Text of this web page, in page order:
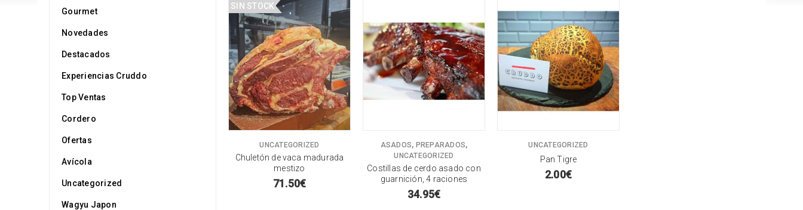
Gourmet
Novedades
Destacados
Experiencias Cruddo
Top Ventas
Cordero
Ofertas
Avícola
Uncategorized
Wagyu Japon
SIN STOCK
UNCATEGORIZED
Chuletón de vaca madurada
mestizo
71.50€
ASADOS, PREPARADOS,
UNCATEGORIZED
Costillas de cerdo asado con
guarnición, 4 raciones
34.95€
UNCATEGORIZED
Pan Tigre
2.00€